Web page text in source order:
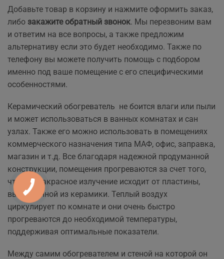
Добавьте товар в корзину и нажмите оформить заказ,
либо закажите обратный звонок. Мы перезвоним вам
и ответим на все вопросы, а также предложим
альтернативу если это будет необходимо. Также по
телефону вы можете получить помощь с подбором
именно под ваше помещение с его специфическими
особенностями.
Керамический обогреватель не боится влаги или пыли
и может использоваться в ванных комнатах и сан
узлах. Также его можно использовать в помещениях
коммерческого назначения типа МАФ, офис, заправка,
магазин и т.д. Все благодаря надежной продуманной
конструкции, помещения прогреваются за счет того,
что инфракрасное излучение исходит от пластины,
выполненной из керамики. Теплый воздух
циркулирует по комнате и они очень быстро
прогреваются до необходимой температуры,
поддерживая оптимальные показатели.
Между самим обогревателем и стеной на которой он